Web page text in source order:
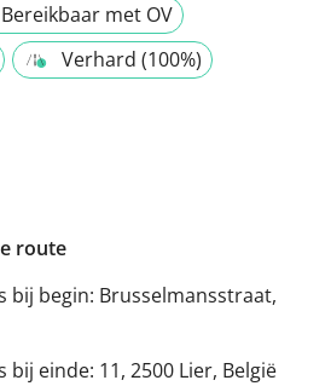
Bereikbaar met OV
Verhard (100%)
route
bij begin: Brusselmansstraat,
bij einde: 11, 2500 Lier, België